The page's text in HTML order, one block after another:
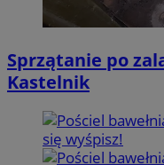
Sprzątanie po
Kastelnik